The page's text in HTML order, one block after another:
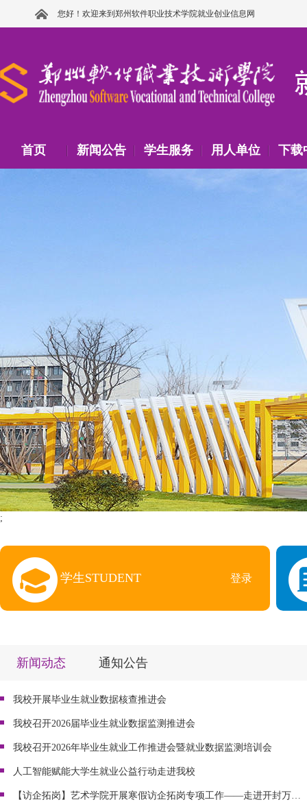
您好！欢迎来到郑州软件职业技术学院就业创业信息网
首页 新闻公告 学生服务 用人单位 下载
;
学生STUDENT 登录
新闻动态 通知公告
我校开展毕业生就业数据核查推进会
我校召开2026届毕业生就业数据监测推进会
我校召开2026年毕业生就业工作推进会暨就业数据监测培训会
人工智能赋能大学生就业公益行动走进我校
【访企拓岗】艺术学院开展寒假访企拓岗专项工作——走进开封万岁山景区